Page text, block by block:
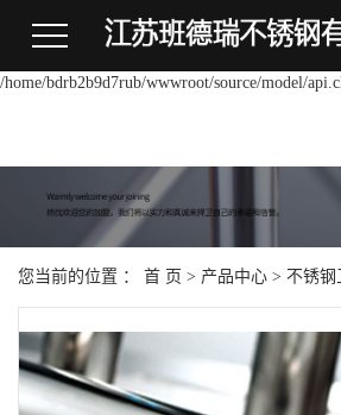
file_put_contents(/home/bdrb2b9d7rub/wwwroot/
/home/bdrb2b9d7rub/wwwroot/source/model/
您当前的位置 ： 首 页 > 产品中心 > 不锈钢